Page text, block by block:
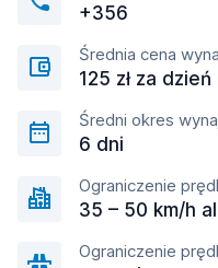
+356
Średnia cena
125 zł za dzień
Średni okres
6 dni
Ograniczenie
35 – 50 km/h
Ograniczenie